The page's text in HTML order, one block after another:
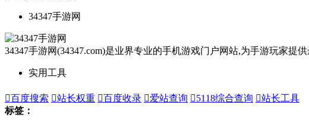
34347手游网
34347手游网(34347.com)是业界专业的手机游戏门户网站,为手游玩家
实用工具
百度搜索 站长权重 百度收录 爱站查询 5118综合查询 站长工具
标签：